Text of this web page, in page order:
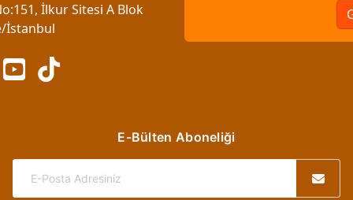
İlkur Sitesi A Blok
İstanbul
E-Bülten Aboneliği